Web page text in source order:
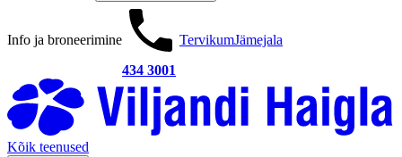
Info ja broneerimine
434 3001
TervikumJämejala
Kõik teenused